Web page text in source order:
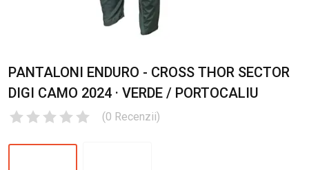
PANTALONI ENDURO - CROSS THOR SECTOR
DIGI CAMO 2024 · VERDE / PORTOCALIU
(0 Recenzii)